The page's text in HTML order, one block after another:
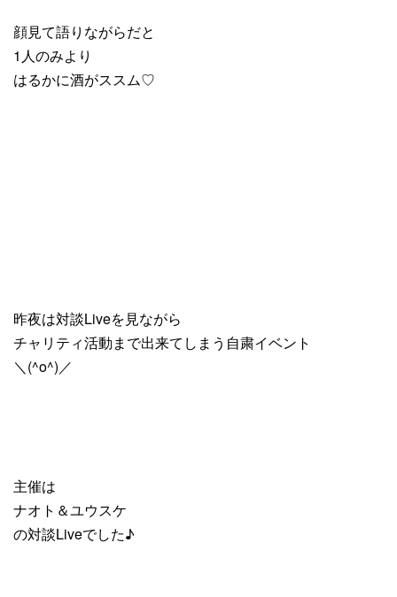
顔見て語りながらだと
1人のみより
はるかに酒がススム♡
昨夜は対談Liveを見ながら
チャリティ活動まで出来てしまう自粛イベント
＼(^o^)／
主催は
ナオト＆ユウスケ
の対談Liveでした♪